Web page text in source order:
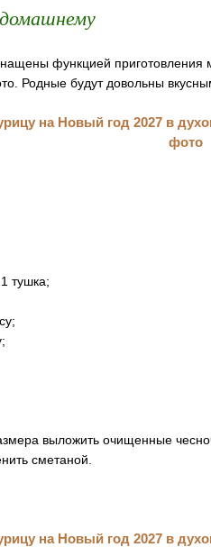
функцией приготовления
Родные будут довольны
тушка;
выложить очищенные
сметаной.